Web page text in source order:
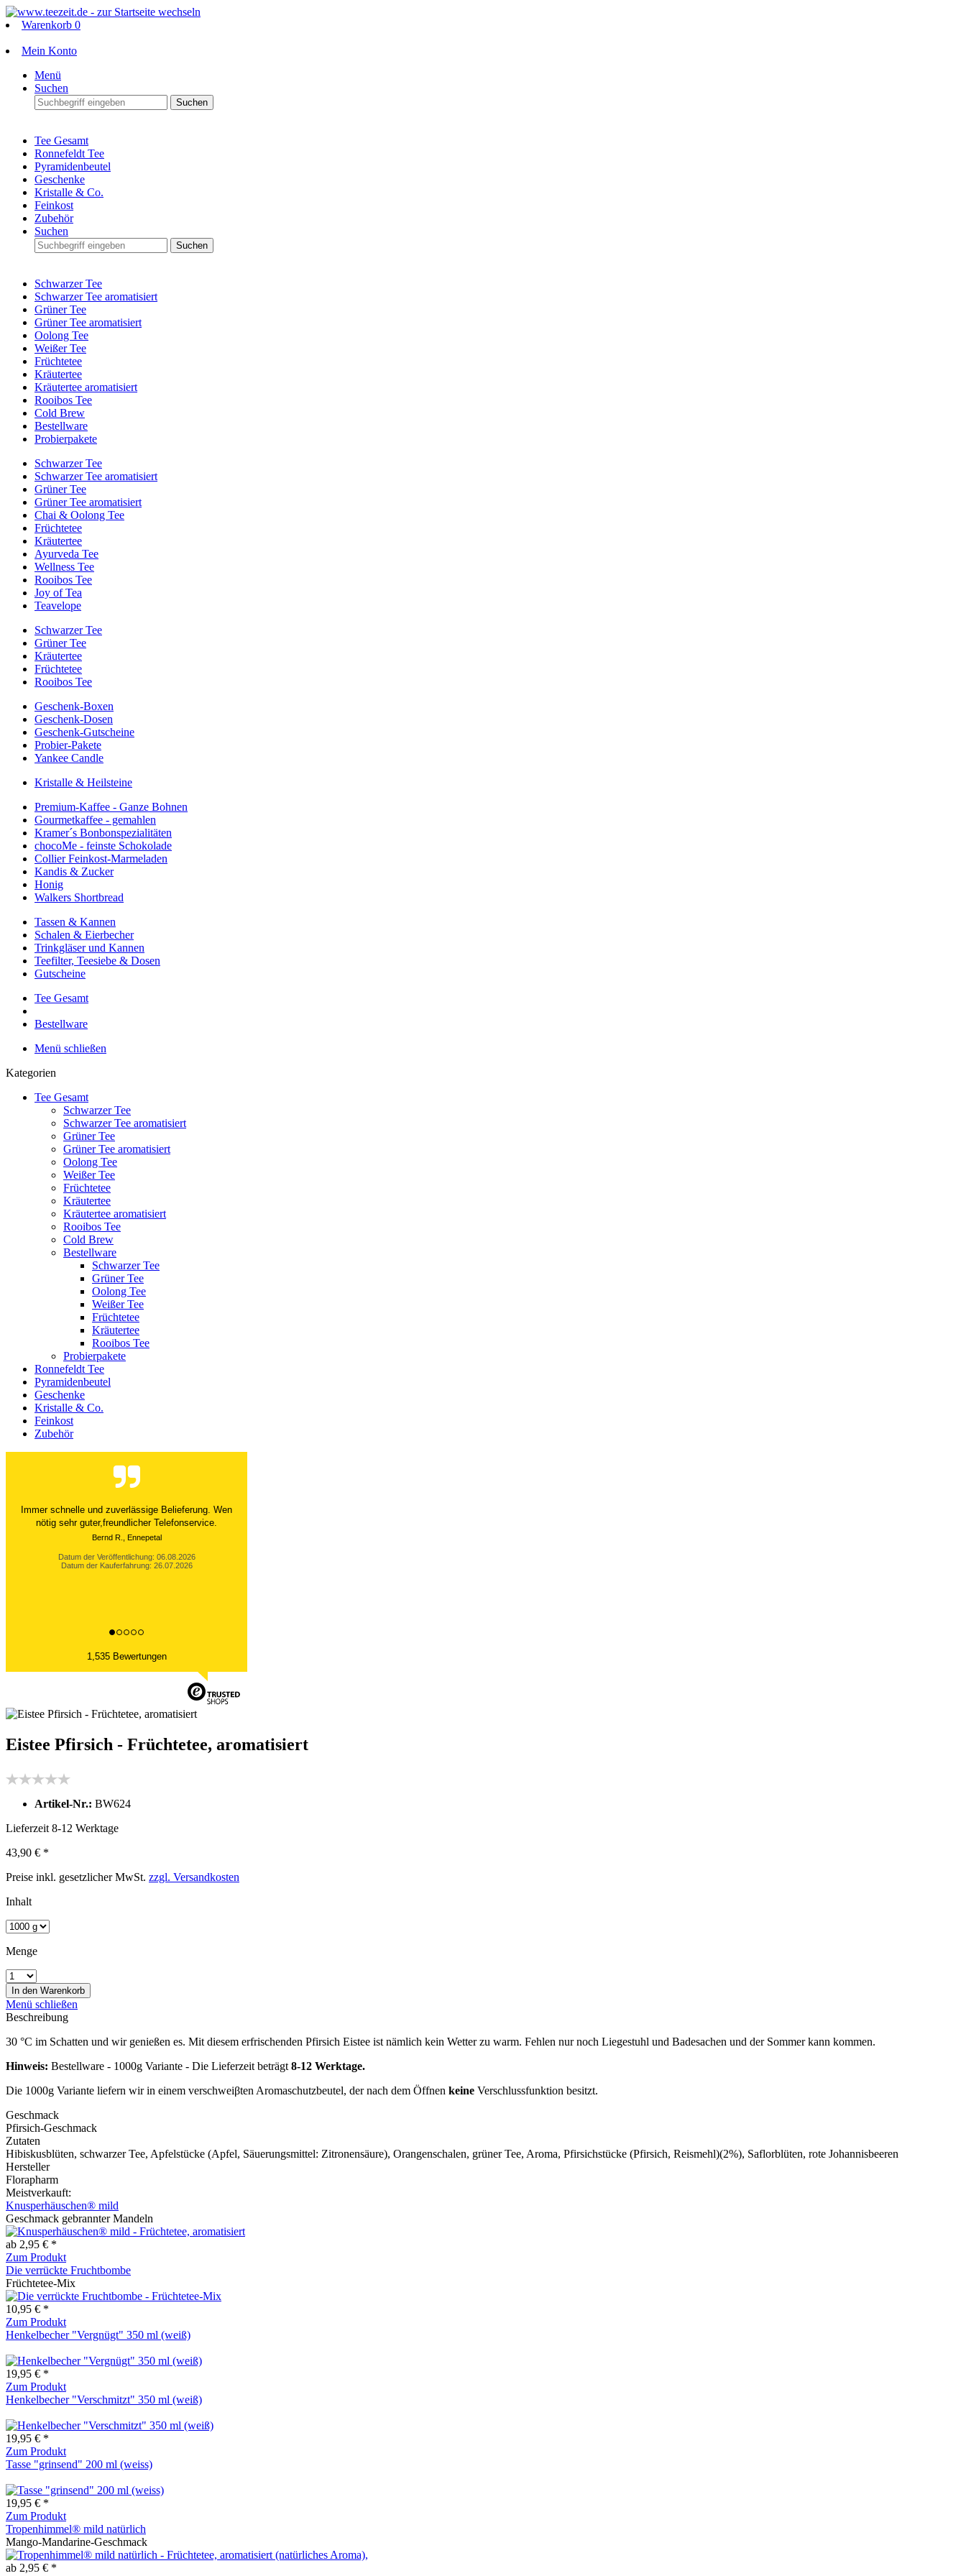
Warenkorb 0
Mein Konto
Menü
Suchen
Suchen
Tee Gesamt
Ronnefeldt Tee
Pyramidenbeutel
Geschenke
Kristalle & Co.
Feinkost
Zubehör
Suchen
Suchen
Schwarzer Tee
Schwarzer Tee aromatisiert
Grüner Tee
Grüner Tee aromatisiert
Oolong Tee
Weißer Tee
Früchtetee
Kräutertee
Kräutertee aromatisiert
Rooibos Tee
Cold Brew
Bestellware
Probierpakete
Schwarzer Tee
Schwarzer Tee aromatisiert
Grüner Tee
Grüner Tee aromatisiert
Chai & Oolong Tee
Früchtetee
Kräutertee
Ayurveda Tee
Wellness Tee
Rooibos Tee
Joy of Tea
Teavelope
Schwarzer Tee
Grüner Tee
Kräutertee
Früchtetee
Rooibos Tee
Geschenk-Boxen
Geschenk-Dosen
Geschenk-Gutscheine
Probier-Pakete
Yankee Candle
Kristalle & Heilsteine
Premium-Kaffee - Ganze Bohnen
Gourmetkaffee - gemahlen
Kramer´s Bonbonspezialitäten
chocoMe - feinste Schokolade
Collier Feinkost-Marmeladen
Kandis & Zucker
Honig
Walkers Shortbread
Tassen & Kannen
Schalen & Eierbecher
Trinkgläser und Kannen
Teefilter, Teesiebe & Dosen
Gutscheine
Tee Gesamt
Bestellware
Menü schließen
Kategorien
Tee Gesamt
Schwarzer Tee
Schwarzer Tee aromatisiert
Grüner Tee
Grüner Tee aromatisiert
Oolong Tee
Weißer Tee
Früchtetee
Kräutertee
Kräutertee aromatisiert
Rooibos Tee
Cold Brew
Bestellware
Schwarzer Tee
Grüner Tee
Oolong Tee
Weißer Tee
Früchtetee
Kräutertee
Rooibos Tee
Probierpakete
Ronnefeldt Tee
Pyramidenbeutel
Geschenke
Kristalle & Co.
Feinkost
Zubehör
Der Versand ist immer innerhalb von 24 Stunden
abgewickelt. Grossartig. Ich liebe die 1kg
Alubeutel.
Datum der Veröffentlichung: 06.08.2026
Datum der Kauferfahrung: 27.07.2026
1,535 Bewertungen
Eistee Pfirsich - Früchtetee, aromatisiert
Artikel-Nr.: BW624
Lieferzeit 8-12 Werktage
43,90 € *
Preise inkl. gesetzlicher MwSt. zzgl. Versandkosten
Inhalt
Menge
In den Warenkorb
Menü schließen
Beschreibung
30 °C im Schatten und wir genießen es. Mit diesem erfrischenden Pfirsich Eistee ist nämlich kein Wetter zu warm. Fehlen nur noch Liegestuhl und Badesachen und der Sommer kann kommen.
Hinweis: Bestellware - 1000g Variante - Die Lieferzeit beträgt 8-12 Werktage.
Die 1000g Variante liefern wir in einem verschweiβten Aromaschutzbeutel, der nach dem Öffnen keine Verschlussfunktion besitzt.
Geschmack
Pfirsich-Geschmack
Zutaten
Hibiskusblüten, schwarzer Tee, Apfelstücke (Apfel, Säuerungsmittel: Zitronensäure), Orangenschalen, grüner Tee, Aroma, Pfirsichstücke (Pfirsich, Reismehl)(2%), Saflorblüten, rote Johannisbeeren
Hersteller
Florapharm
Meistverkauft:
Knusperhäuschen® mild
Geschmack gebrannter Mandeln
ab 2,95 € *
Zum Produkt
Die verrückte Fruchtbombe
Früchtetee-Mix
10,95 € *
Zum Produkt
Henkelbecher "Vergnügt" 350 ml (weiß)
19,95 € *
Zum Produkt
Henkelbecher "Verschmitzt" 350 ml (weiß)
19,95 € *
Zum Produkt
Tasse "grinsend" 200 ml (weiss)
19,95 € *
Zum Produkt
Tropenhimmel® mild natürlich
Mango-Mandarine-Geschmack
ab 2,95 € *